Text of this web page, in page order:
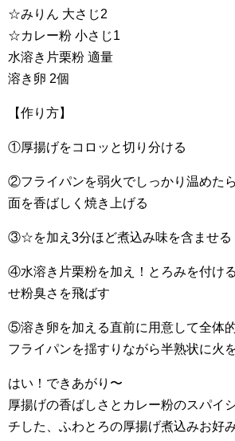
☆みりん 大さじ2
☆カレー粉 小さじ1
水溶き片栗粉 適量
溶き卵 2個
【作り方】
①厚揚げをコロッと切り分ける
②フライパンを弱火でしっかり温めた
面を香ばしく焼き上げる
③☆を加え3分ほど煮込み味を含ませる
④水溶き片栗粉を加え！とろみを付け
せ粉臭さを飛ばす
⑤溶き卵を加える直前に用意して全体
フライパンを揺すりながら半熟状に火
はい！できあがり〜
厚揚げの香ばしさとカレー粉のスパイ
チした、ふわとろの厚揚げ煮込みお好